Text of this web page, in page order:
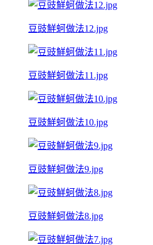
豆豉鮮蚵做法12.jpg
豆豉鮮蚵做法11.jpg
豆豉鮮蚵做法10.jpg
豆豉鮮蚵做法9.jpg
豆豉鮮蚵做法8.jpg